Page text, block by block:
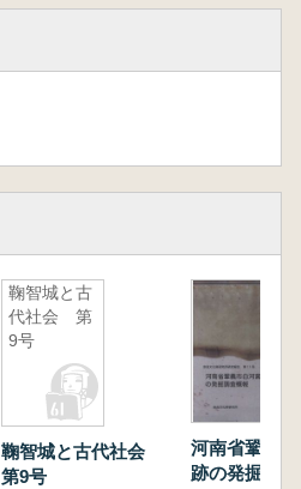
鞠智城と古
代社会 第
9号
鞠智城と古代社会
第9号
河南省鞏義
跡の発掘調